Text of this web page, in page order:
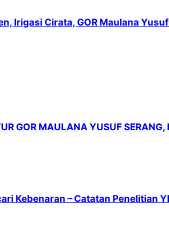
Irigasi Cirata, GOR Maulana
GOR MAULANA YUSUF SERANG,
Kebenaran – Catatan Penelitian